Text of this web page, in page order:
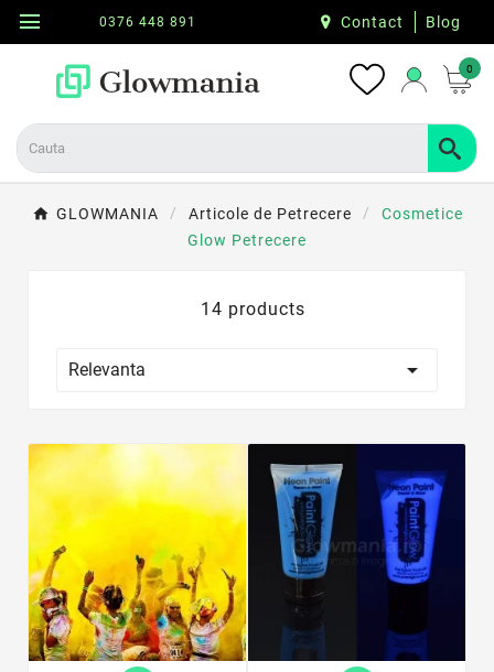
menu Contact Blog
0376 448 891
0
GLOWMANIA Articole de Petrecere
Cosmetice
Glow Petrecere
14 products
Relevanta 